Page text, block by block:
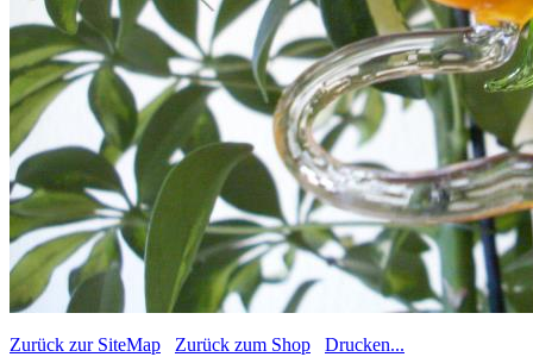
Zurück zur SiteMap Zurück zum Shop Drucken...